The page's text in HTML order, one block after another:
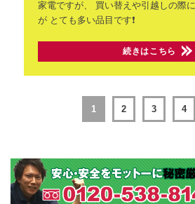
家電ですが、
買い替えや引越しの際
がとても多い品目です❗️
続きはこちら
1 2 3 4